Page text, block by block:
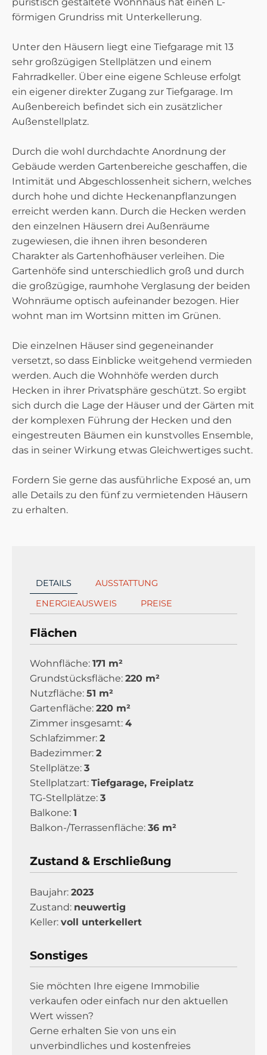
förmigen Grundriss mit Unterkellerung.
Unter den Häusern liegt eine Tiefgarage mit 13
sehr großzügigen Stellplätzen und einem
Fahrradkeller. Über eine eigene Schleuse erfolgt
ein eigener direkter Zugang zur Tiefgarage. Im
Außenbereich befindet sich ein zusätzlicher
Außenstellplatz.
Durch die wohl durchdachte Anordnung der
Gebäude werden Gartenbereiche geschaffen, die
Intimität und Abgeschlossenheit sichern, welches
durch hohe und dichte Heckenanpflanzungen
erreicht werden kann. Durch die Hecken werden
den einzelnen Häusern drei Außenräume
zugewiesen, die ihnen ihren besonderen
Charakter als Gartenhofhäuser verleihen. Die
Gartenhöfe sind unterschiedlich groß und durch
die großzügige, raumhohe Verglasung der beiden
Wohnräume optisch aufeinander bezogen. Hier
wohnt man im Wortsinn mitten im Grünen.
Die einzelnen Häuser sind gegeneinander
versetzt, so dass Einblicke weitgehend vermieden
werden. Auch die Wohnhöfe werden durch
Hecken in ihrer Privatsphäre geschützt. So ergibt
sich durch die Lage der Häuser und der Gärten mit
der komplexen Führung der Hecken und den
eingestreuten Bäumen ein kunstvolles Ensemble,
das in seiner Wirkung etwas Gleichwertiges sucht.
Fordern Sie gerne das ausführliche Exposé an, um
alle Details zu den fünf zu vermietenden Häusern
zu erhalten.
DETAILS
AUSSTATTUNG
ENERGIEAUSWEIS
PREISE
Flächen
Wohnfläche: 171 m²
Grundstücksfläche: 220 m²
Nutzfläche: 51 m²
Gartenfläche: 220 m²
Zimmer insgesamt: 4
Schlafzimmer: 2
Badezimmer: 2
Stellplätze: 3
Stellplatzart: Tiefgarage, Freiplatz
TG-Stellplätze: 3
Balkone: 1
Balkon-/Terrassenfläche: 36 m²
Zustand & Erschließung
Baujahr: 2023
Zustand: neuwertig
Keller: voll unterkellert
Sonstiges
Sie möchten Ihre eigene Immobilie
verkaufen oder einfach nur den aktuellen
Wert wissen?
Gerne erhalten Sie von uns ein
unverbindliches und kostenfreies